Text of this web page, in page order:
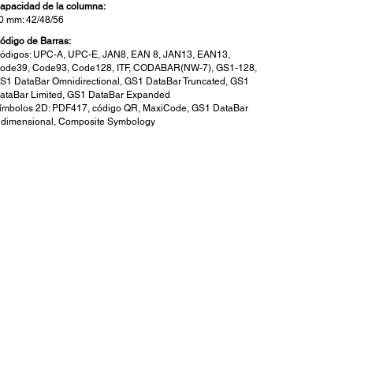
de la columna:
mm: 42/48/56
de Barras:
UPC-A, UPC-E, JAN8, EAN 8, JAN13, EAN13,
Code93, Code128, ITF, CODABAR(NW-7), GS1-128,
DataBar Omnidirectional, GS1 DataBar Truncated, GS1
Limited, GS1 DataBar Expanded
2D: PDF417, código QR, MaxiCode, GS1 DataBar
Composite Symbology